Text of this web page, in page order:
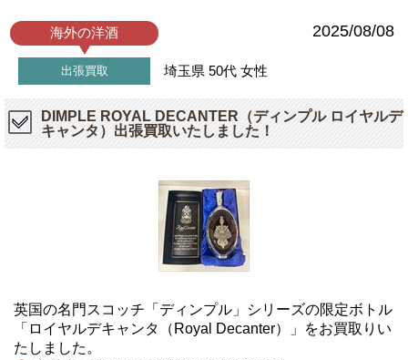
海外の洋酒 2025/08/08
出張買取 埼玉県 50代 女性
DIMPLE ROYAL DECANTER（ディンプル ロイヤルデ
キャンタ）出張買取いたしました！
英国の名門スコッチ「ディンプル」シリーズの限定ボトル
「ロイヤルデキャンタ（Royal Decanter）」をお買取りい
たしました。